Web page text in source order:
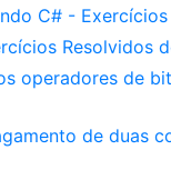
C# -
Resolvidos
operadores de
de duas